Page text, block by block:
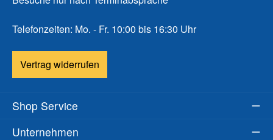
Telefonzeiten: Mo. - Fr. 10:00 bis 16:30 Uhr
Vertrag widerrufen
Shop Service
Unternehmen